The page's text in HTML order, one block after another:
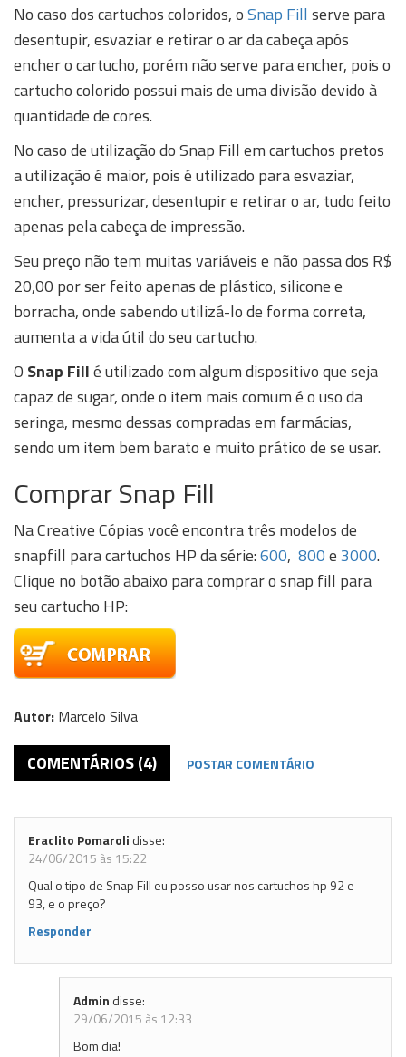
No caso dos cartuchos coloridos, oSnap Fill serve para
desentupir, esvaziar e retirar o ar da cabeça após
encher o cartucho, porém não serve para encher, pois o
cartucho colorido possui mais de uma divisão devido à
quantidade de cores.
No caso de utilização do Snap Fill em cartuchos pretos
a utilização é maior, pois é utilizado para esvaziar,
encher, pressurizar, desentupir e retirar o ar, tudo feito
apenas pela cabeça de impressão.
Seu preço não tem muitas variáveis e não passa dos R$
20,00 por ser feito apenas de plástico, silicone e
borracha, onde sabendo utilizá-lo de forma correta,
aumenta a vida útil do seu cartucho.
O Snap Fillé utilizado com algum dispositivo que seja
capaz de sugar, onde o item mais comum é o uso da
seringa, mesmo dessas compradas em farmácias,
sendo um item bem barato e muito prático de se usar.
Comprar Snap Fill
Na Creative Cópias você encontra três modelos de
snapfill para cartuchos HP da série:600, 800e3000.
Clique no botão abaixo para comprar o snap fill para
seu cartucho HP:
Autor: Marcelo Silva
COMENTÁRIOS (4) POSTAR COMENTÁRIO
Eraclito Pomaroli disse:
24/06/2015 às 15:22
Qual o tipo de Snap Fill eu posso usar nos cartuchos hp 92 e
93, e o preço?
Responder
Admin disse:
29/06/2015 às 12:33
Bom dia!